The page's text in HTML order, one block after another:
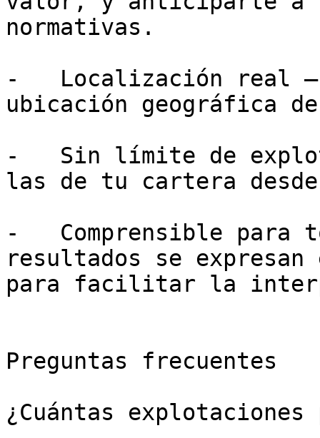
normativas.
-   Localización real
ubicación geográfica
-   Sin límite de
las de tu cartera
-   Comprensible para
resultados se
para facilitar la
Preguntas frecuentes
¿Cuántas explotaciones